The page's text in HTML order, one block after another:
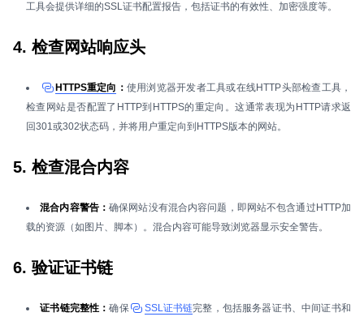
工具会提供详细的SSL证书配置报告，包括证书的有效性、加密强度等。
4. 检查网站响应头
HTTPS重定向 ： 使用浏览器开发者工具或在线HTTP头部检查工具，
检查网站是否配置了HTTP到HTTPS的重定向。这通常表现为HTTP请求返
回301或302状态码，并将用户重定向到HTTPS版本的网站。
5. 检查混合内容
混合内容警告：确保网站没有混合内容问题，即网站不包含通过HTTP加
载的资源（如图片、脚本）。混合内容可能导致浏览器显示安全警告。
6. 验证证书链
证书链完整性：确保 SSL证书链完整，包括服务器证书、中间证书和